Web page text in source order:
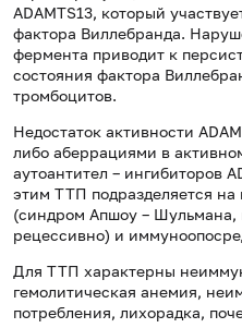
ADAMTS13, который
фактора Виллебранда.
фермента приводит к
состояния фактора
тромбоцитов.
Недостаток активности
либо аберрациями в
аутоантител – ингибиторов
этим ТТП подразделяется
(синдром Апшоу – Шульмана,
рецессивно) и
Для ТТП характерны
гемолитическая анемия,
потребления, лихорадка,